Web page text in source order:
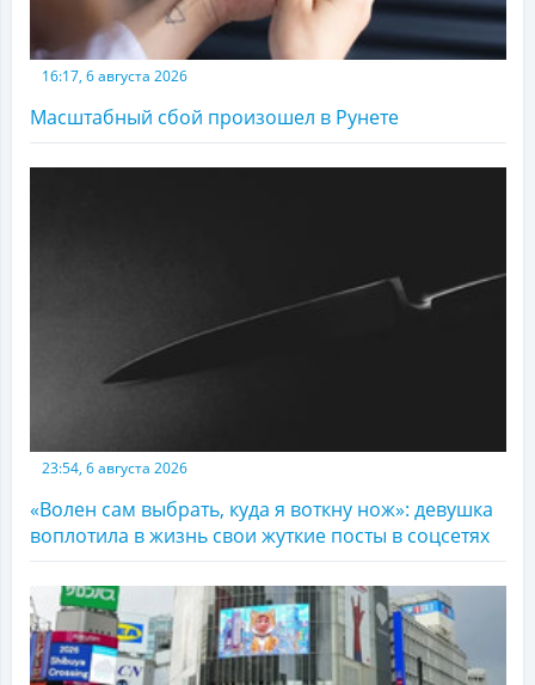
16:17, 6 августа 2026
Масштабный сбой произошел в Рунете
23:54, 6 августа 2026
«Волен сам выбрать, куда я воткну нож»: девушка
воплотила в жизнь свои жуткие посты в соцсетях